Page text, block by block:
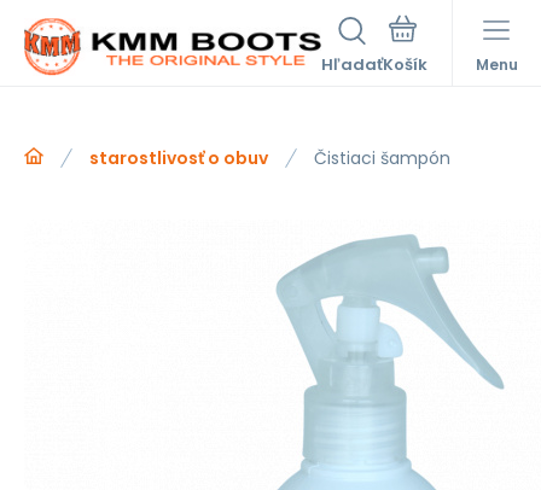
Hľadať Menu
starostlivosť o obuv Čistiaci šampón